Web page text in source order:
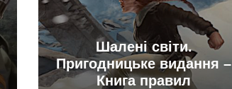
Шалені світи.
Пригодницьке видання –
Книга правил